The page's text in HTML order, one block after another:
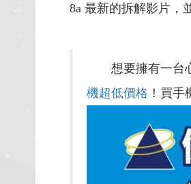
8a 最新的拆解影片，
想要擁有一台心
機超低價格 ！買手